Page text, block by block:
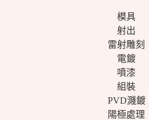
模具
射出
雷射雕刻
電鍍
噴漆
組裝
PVD濺鍍
陽極處理